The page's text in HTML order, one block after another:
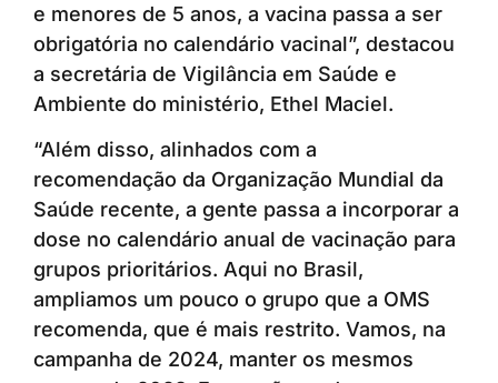
e menores de 5 anos, a vacina passa a ser
obrigatória no calendário vacinal”, destacou
a secretária de Vigilância em Saúde e
Ambiente do ministério, Ethel Maciel.
“Além disso, alinhados com a
recomendação da Organização Mundial da
Saúde recente, a gente passa a incorporar a
dose no calendário anual de vacinação para
grupos prioritários. Aqui no Brasil,
ampliamos um pouco o grupo que a OMS
recomenda, que é mais restrito. Vamos, na
campanha de 2024, manter os mesmos